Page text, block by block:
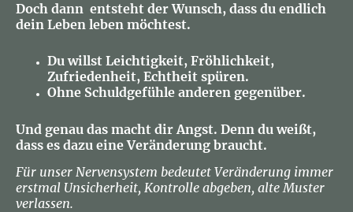
Doch dann entsteht der Wunsch, dass du endlich
dein Leben leben möchtest.
Du willst Leichtigkeit, Fröhlichkeit,
Zufriedenheit, Echtheit spüren.
Ohne Schuldgefühle anderen gegenüber.
Und genau das macht dir Angst. Denn du weißt,
dass es dazu eine Veränderung braucht.
Für unser Nervensystem bedeutet Veränderung immer
erstmal Unsicherheit, Kontrolle abgeben, alte Muster
verlassen.